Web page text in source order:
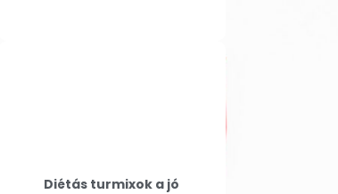
Diétás turmixok a jó